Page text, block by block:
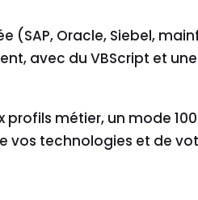
(SAP, Oracle, Siebel,
avec du VBScript et
métier, un mode
technologies et de